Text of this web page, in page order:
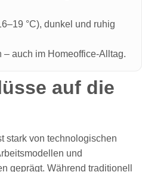
°C), dunkel und ruhig
– auch im Homeoffice-Alltag.
auf die
stark von technologischen
und
geprägt. Während traditionell